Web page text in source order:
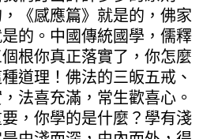
，《感應篇》就是的，佛家
的。中國傳統國學，儒釋
根你真正落實了，你怎麼
道理！佛法的三皈五戒、
法喜充滿，常生歡喜心。
，你學的是什麼？學有淺